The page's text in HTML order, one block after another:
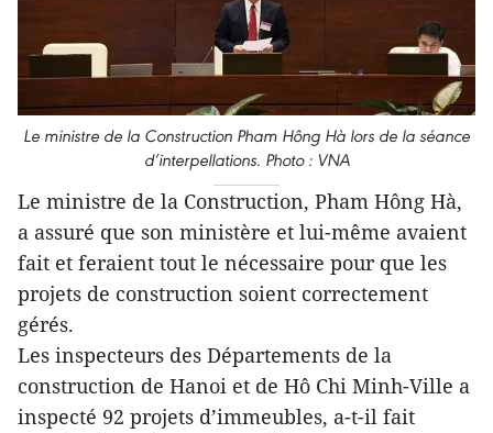
Le ministre de la Construction Pham Hông Hà lors de la séance
d’interpellations. Photo : VNA
Le ministre de la Construction, Pham Hông Hà,
a assuré que son ministère et lui-même avaient
fait et feraient tout le nécessaire pour que les
projets de construction soient correctement
gérés.
Les inspecteurs des Départements de la
construction de Hanoi et de Hô Chi Minh-Ville a
inspecté 92 projets d’immeubles, a-t-il fait